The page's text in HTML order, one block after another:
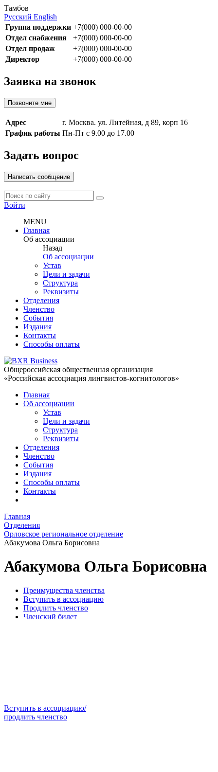
Тамбов
Русский English
Группа поддержки +7(000) 000-00-00
Отдел снабжения
+7(000) 000-00-00
Отдел продаж
+7(000) 000-00-00
Директор
+7(000) 000-00-00
Заявка на звонок
Позвоните мне
Адрес
г. Москва. ул. Литейная, д 89, корп 16
График работы Пн-Пт с 9.00 до 17.00
Задать вопрос
Написать сообщение
Войти
MENU
Главная
Об ассоциации
Назад
Об ассоциации
Устав
Цели и задачи
Структура
Реквизиты
Отделения
Членство
События
Издания
Контакты
Способы оплаты
Общероссийская общественная организация
«Российская ассоциация лингвистов-когнитологов»
Главная
Об ассоциации
Устав
Цели и задачи
Структура
Реквизиты
Отделения
Членство
События
Издания
Способы оплаты
Контакты
Главная
Отделения
Орловское региональное отделение
Абакумова Ольга Борисовна
Абакумова Ольга Борисовна
Преимущества членства
Вступить в ассоциацию
Продлить членство
Членский билет
Вступить в ассоциацию/
продлить членство